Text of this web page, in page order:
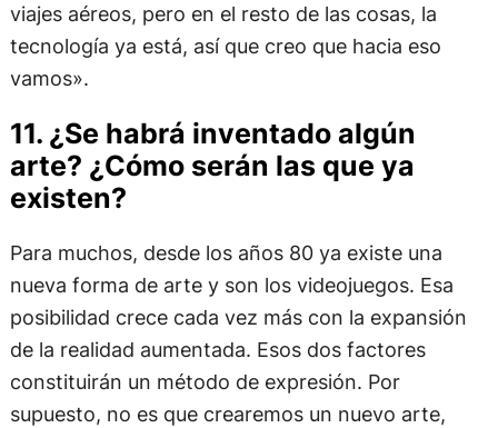
viajes aéreos, pero en el resto de las cosas, la
tecnología ya está, así que creo que hacia eso
vamos».
11. ¿Se habrá inventado algún
arte? ¿Cómo serán las que ya
existen?
Para muchos, desde los años 80 ya existe una
nueva forma de arte y son los videojuegos. Esa
posibilidad crece cada vez más con la expansión
de la realidad aumentada. Esos dos factores
constituirán un método de expresión. Por
supuesto, no es que crearemos un nuevo arte,